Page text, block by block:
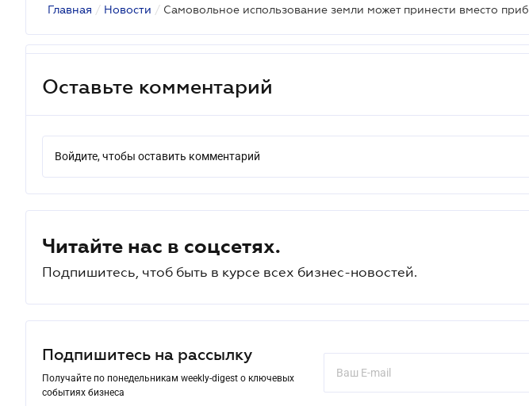
Главная / Новости /
Оставьте комментарий
Войдите, чтобы оставить комментарий
Читайте нас в соцсетях.
Подпишитесь, чтоб быть в курсе всех бизнес-новостей.
Подпишитесь на рассылку
Получайте по понедельникам weekly-digest о ключевых
событиях бизнеса